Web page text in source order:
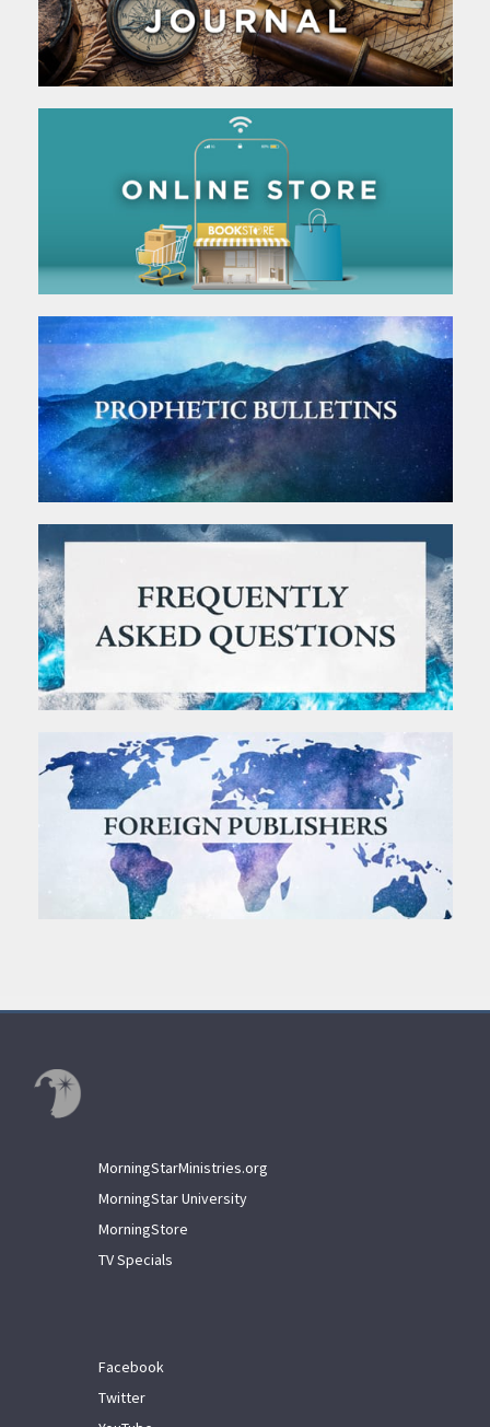
MorningStarMinistries.org
MorningStar University
MorningStore
TV Specials
Facebook
Twitter